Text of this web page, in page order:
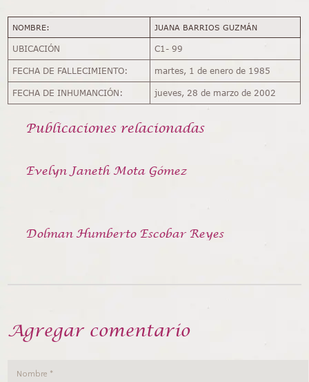
NOMBRE: JUANA BARRIOS GUZMÁN
UBICACIÓN C1- 99
FECHA DE FALLECIMIENTO: martes, 1 de enero de 1985
FECHA DE INHUMANCIÓN: jueves, 28 de marzo de 2002
Publicaciones relacionadas
Evelyn Janeth Mota Gómez
Dolman Humberto Escobar Reyes
Agregar comentario